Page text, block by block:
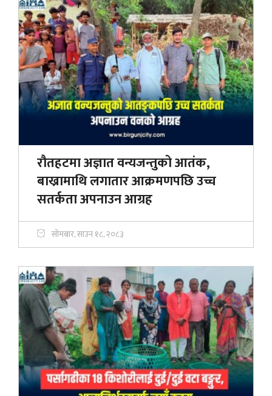
रौतहटमा अज्ञात वन्यजन्तुको आतंक,
बाख्रामाथि लगातार आक्रमणपछि उच्च
सतर्कता अपनाउन आग्रह
सोमबार, साउन १८, २०८३